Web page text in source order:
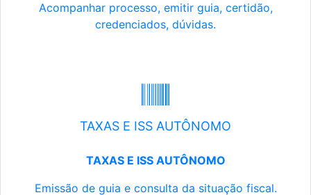
Acompanhar processo, emitir guia, certidão,
credenciados, dúvidas.
TAXAS E ISS AUTÔNOMO
TAXAS E ISS AUTÔNOMO
Emissão de guia e consulta da situação fiscal.